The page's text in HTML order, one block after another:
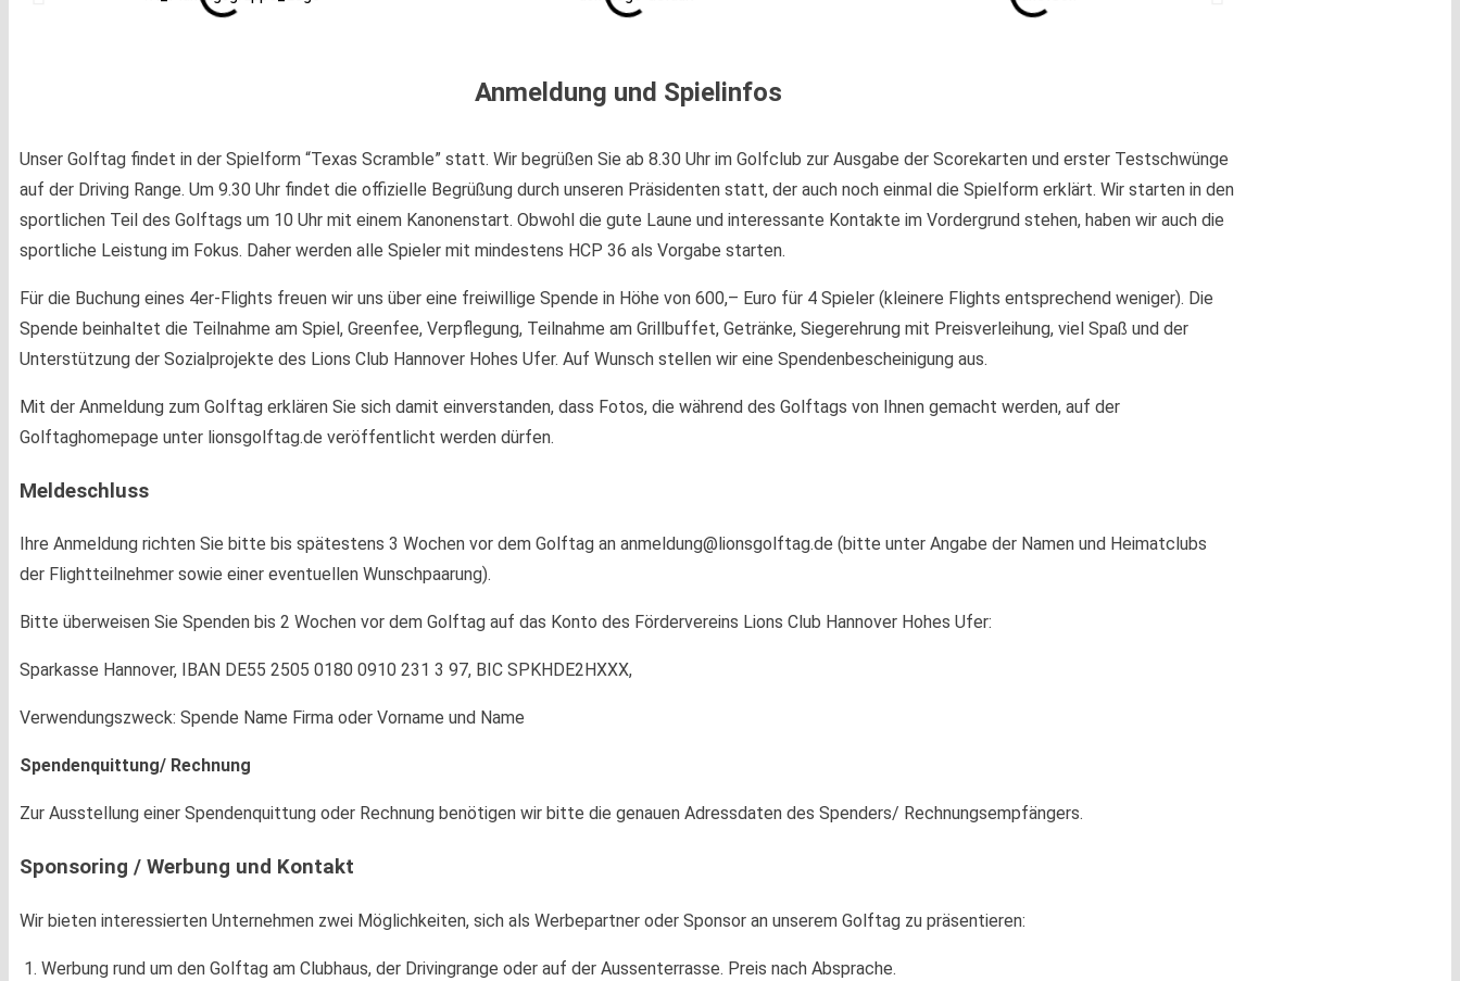
Anmeldung und Spielinfos
Unser Golftag findet in der Spielform “Texas Scramble” statt. Wir begrüßen Sie ab 8.30 Uhr im Golfclub zur Ausgabe der Scorekarten und erster Testschwünge
auf der Driving Range. Um 9.30 Uhr findet die offizielle Begrüßung durch unseren Präsidenten statt, der auch noch einmal die Spielform erklärt. Wir starten in den
sportlichen Teil des Golftags um 10 Uhr mit einem Kanonenstart. Obwohl die gute Laune und interessante Kontakte im Vordergrund stehen, haben wir auch die
sportliche Leistung im Fokus. Daher werden alle Spieler mit mindestens HCP 36 als Vorgabe starten.
Für die Buchung eines 4er-Flights freuen wir uns über eine freiwillige Spende in Höhe von 600,– Euro für 4 Spieler (kleinere Flights entsprechend weniger). Die
Spende beinhaltet die Teilnahme am Spiel, Greenfee, Verpflegung, Teilnahme am Grillbuffet, Getränke, Siegerehrung mit Preisverleihung, viel Spaß und der
Unterstützung der Sozialprojekte des Lions Club Hannover Hohes Ufer. Auf Wunsch stellen wir eine Spendenbescheinigung aus.
Mit der Anmeldung zum Golftag erklären Sie sich damit einverstanden, dass Fotos, die während des Golftags von Ihnen gemacht werden, auf der
Golftaghomepage unter lionsgolftag.de veröffentlicht werden dürfen.
Meldeschluss
Ihre Anmeldung richten Sie bitte bis spätestens 3 Wochen vor dem Golftag an anmeldung@lionsgolftag.de (bitte unter Angabe der Namen und Heimatclubs
der Flightteilnehmer sowie einer eventuellen Wunschpaarung).
Bitte überweisen Sie Spenden bis 2 Wochen vor dem Golftag auf das Konto des Fördervereins Lions Club Hannover Hohes Ufer:
Sparkasse Hannover, IBAN DE55 2505 0180 0910 231 3 97, BIC SPKHDE2HXXX,
Verwendungszweck: Spende Name Firma oder Vorname und Name
Spendenquittung/ Rechnung
Zur Ausstellung einer Spendenquittung oder Rechnung benötigen wir bitte die genauen Adressdaten des Spenders/ Rechnungsempfängers.
Sponsoring / Werbung und Kontakt
Wir bieten interessierten Unternehmen zwei Möglichkeiten, sich als Werbepartner oder Sponsor an unserem Golftag zu präsentieren:
Werbung rund um den Golftag am Clubhaus, der Drivingrange oder auf der Aussenterrasse. Preis nach Absprache.